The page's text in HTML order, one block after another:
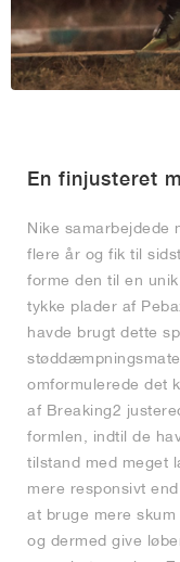
En finjusteret
Nike samarbejdede
flere år og fik til
forme den til en
tykke plader af
havde brugt dette
omformulerede det
af Breaking2
formlen, indtil de
tilstand med meget
mere responsivt
at bruge mere
og dermed give